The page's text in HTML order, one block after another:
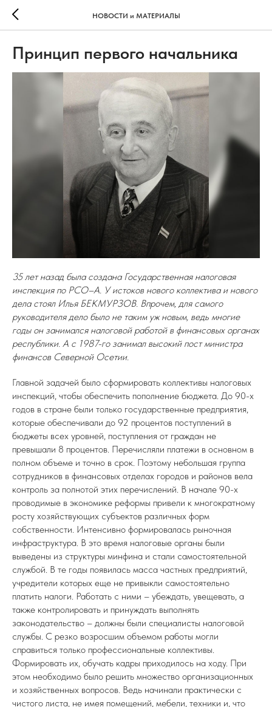
НОВОСТИ и МАТЕРИАЛЫ
Принцип первого начальника
35 лет назад была создана Государственная налоговая
инспекция по РСО–А. У истоков нового коллектива и нового
дела стоял Илья БЕКМУРЗОВ. Впрочем, для самого
руководителя дело было не таким уж новым, ведь многие
годы он занимался налоговой работой в финансовых органах
республики. А с 1987-го занимал высокий пост министра
финансов Северной Осетии.
Главной задачей было сформировать коллективы налоговых
инспекций, чтобы обеспечить пополнение бюджета. До 90-х
годов в стране были только государственные предприятия,
которые обеспечивали до 92 процентов поступлений в
бюджеты всех уровней, поступления от граждан не
превышали 8 процентов. Перечисляли платежи в основном в
полном объеме и точно в срок. Поэтому небольшая группа
сотрудников в финансовых отделах городов и районов вела
контроль за полнотой этих перечислений. В начале 90-х
проводимые в экономике реформы привели к многократному
росту хозяйствующих субъектов различных форм
собственности. Интенсивно формировалась рыночная
инфраструктура. В это время налоговые органы были
выведены из структуры минфина и стали самостоятельной
службой. В те годы появилась масса частных предприятий,
учредители которых еще не привыкли самостоятельно
платить налоги. Работать с ними – убеждать, увещевать, а
также контролировать и принуждать выполнять
законодательство – должны были специалисты налоговой
службы. С резко возросшим объемом работы могли
справиться только профессиональные коллективы.
Формировать их, обучать кадры приходилось на ходу. При
этом необходимо было решить множество организационных
и хозяйственных вопросов. Ведь начинали практически с
чистого листа, не имея помещений, мебели, техники и, что